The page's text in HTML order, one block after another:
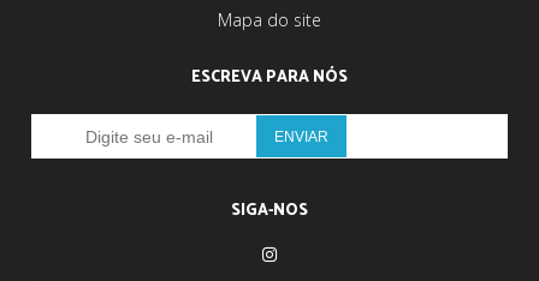
Mapa do site
ESCREVA PARA NÓS
SIGA-NOS